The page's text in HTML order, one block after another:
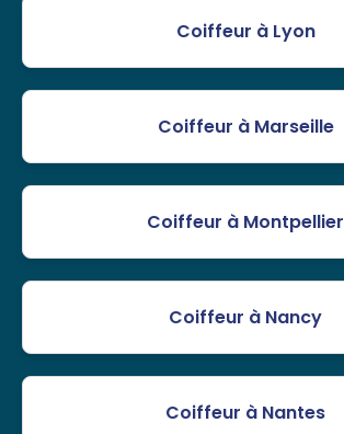
Coiffeur à Lyon
Coiffeur à Marseille
Coiffeur à Montpellier
Coiffeur à Nancy
Coiffeur à Nantes